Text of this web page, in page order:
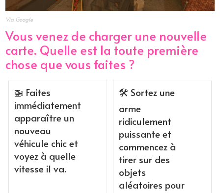
Via Google
Vous venez de charger une nouvelle
carte. Quelle est la toute première
chose que vous faites ?
🚁 Faites
immédiatement
apparaître un
nouveau
véhicule chic et
voyez à quelle
vitesse il va.
🛠️ Sortez une
arme
ridiculement
puissante et
commencez à
tirer sur des
objets
aléatoires pour